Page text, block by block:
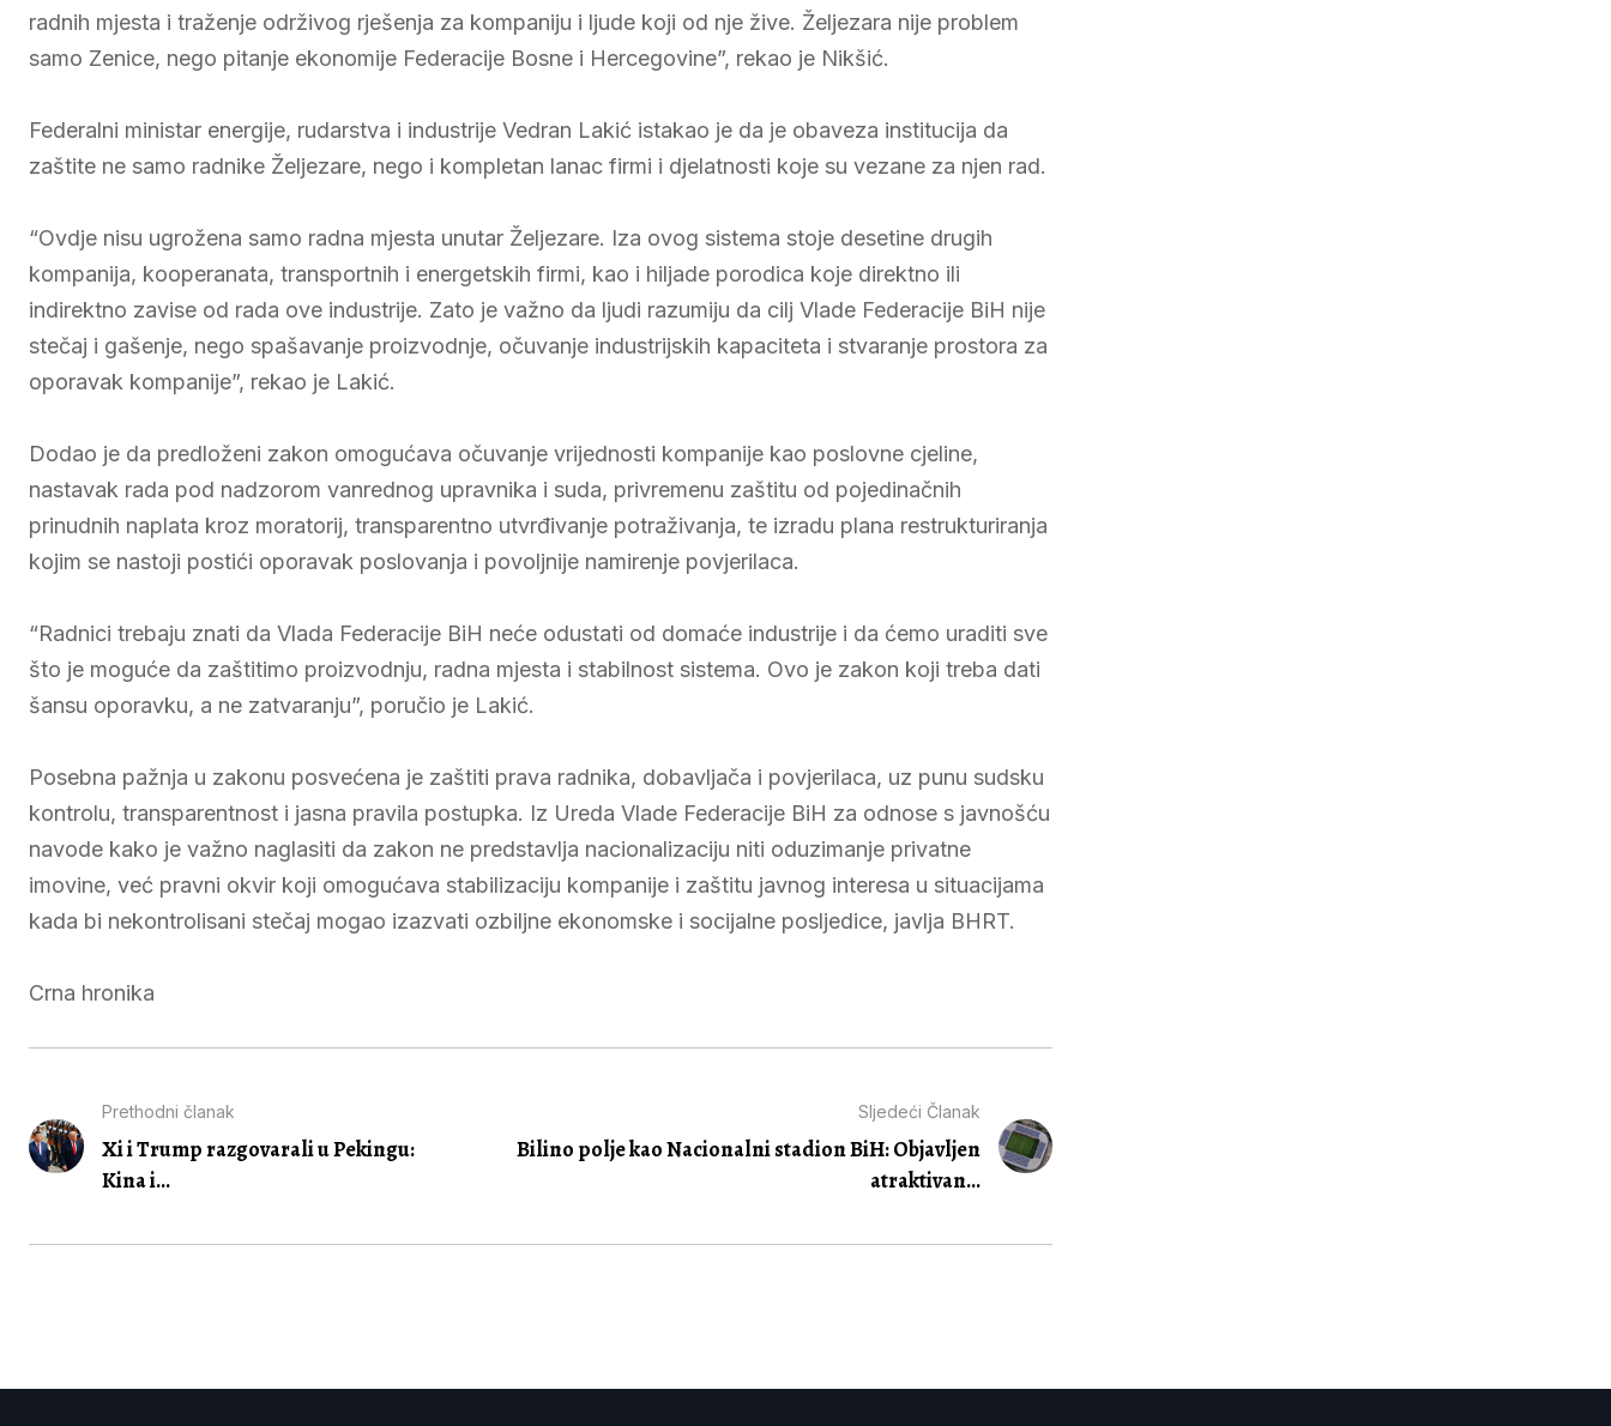
radnih mjesta i traženje održivog rješenja za kompaniju i ljude koji od nje žive. Željezara nije problem
samo Zenice, nego pitanje ekonomije Federacije Bosne i Hercegovine”, rekao je Nikšić.
Federalni ministar energije, rudarstva i industrije Vedran Lakić istakao je da je obaveza institucija da
zaštite ne samo radnike Željezare, nego i kompletan lanac firmi i djelatnosti koje su vezane za njen rad.
“Ovdje nisu ugrožena samo radna mjesta unutar Željezare. Iza ovog sistema stoje desetine drugih
kompanija, kooperanata, transportnih i energetskih firmi, kao i hiljade porodica koje direktno ili
indirektno zavise od rada ove industrije. Zato je važno da ljudi razumiju da cilj Vlade Federacije BiH nije
stečaj i gašenje, nego spašavanje proizvodnje, očuvanje industrijskih kapaciteta i stvaranje prostora za
oporavak kompanije”, rekao je Lakić.
Dodao je da predloženi zakon omogućava očuvanje vrijednosti kompanije kao poslovne cjeline,
nastavak rada pod nadzorom vanrednog upravnika i suda, privremenu zaštitu od pojedinačnih
prinudnih naplata kroz moratorij, transparentno utvrđivanje potraživanja, te izradu plana restrukturiranja
kojim se nastoji postići oporavak poslovanja i povoljnije namirenje povjerilaca.
“Radnici trebaju znati da Vlada Federacije BiH neće odustati od domaće industrije i da ćemo uraditi sve
što je moguće da zaštitimo proizvodnju, radna mjesta i stabilnost sistema. Ovo je zakon koji treba dati
šansu oporavku, a ne zatvaranju”, poručio je Lakić.
Posebna pažnja u zakonu posvećena je zaštiti prava radnika, dobavljača i povjerilaca, uz punu sudsku
kontrolu, transparentnost i jasna pravila postupka. Iz Ureda Vlade Federacije BiH za odnose s javnošću
navode kako je važno naglasiti da zakon ne predstavlja nacionalizaciju niti oduzimanje privatne
imovine, već pravni okvir koji omogućava stabilizaciju kompanije i zaštitu javnog interesa u situacijama
kada bi nekontrolisani stečaj mogao izazvati ozbiljne ekonomske i socijalne posljedice, javlja BHRT.
Crna hronika
Prethodni članak
Xi i Trump razgovarali u Pekingu:
Kina i...
Sljedeći Članak
Bilino polje kao Nacionalni stadion BiH: Objavljen
atraktivan...